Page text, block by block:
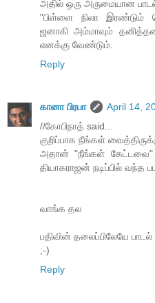
அதில் ஒரு அருமையான
"பிள்ளை நிலா இரண்டும்
ஜனாகி அம்மாவும்
எனக்கு வேண்டும்.
Reply
கானா பிரபா
April 14,
//கோபிநாத் said...
குறிப்பாக நீங்கள்
அதான் "நீங்கள் கேட்டவை" -
தியாகராஜன் நடிப்பில் வந்த
வாங்க தல
பதிவின் தலைப்பிலேயே
;-)
Reply